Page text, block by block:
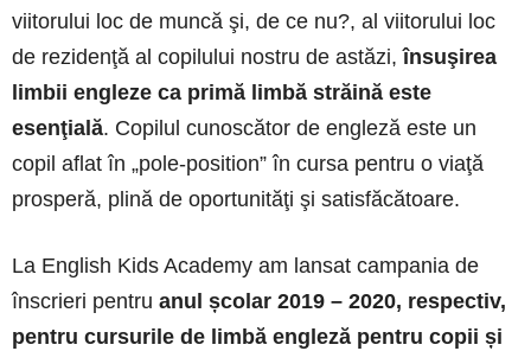
viitorului loc de muncă şi, de ce nu?, al viitorului loc
de rezidenţă al copilului nostru de astăzi,însuşirea
limbii engleze ca primă limbă străină este
esenţială. Copilul cunoscător de engleză este un
copil aflat în „pole-position” în cursa pentru o viaţă
prosperă, plină de oportunităţi şi satisfăcătoare.
La English Kids Academy am lansat campania de
înscrieri pentru anul școlar 2019 – 2020, respectiv,
pentru cursurile de limbă engleză pentru copii și